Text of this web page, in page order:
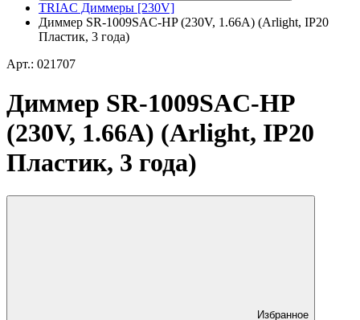
TRIAC Диммеры [230V]
Диммер SR-1009SAC-HP (230V, 1.66A) (Arlight, IP20
Пластик, 3 года)
Арт.: 021707
Диммер SR-1009SAC-HP
(230V, 1.66A) (Arlight, IP20
Пластик, 3 года)
Избранное